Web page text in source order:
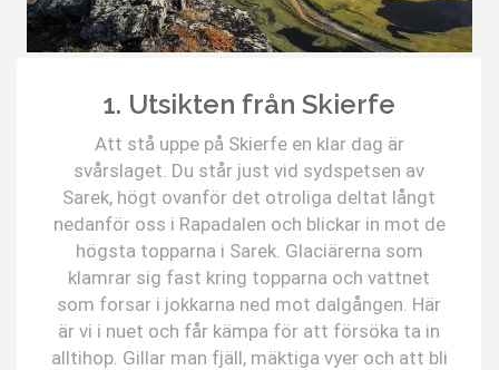
1. Utsikten från Skierfe
Att stå uppe på Skierfe en klar dag är
svårslaget. Du står just vid sydspetsen av
Sarek, högt ovanför det otroliga deltat långt
nedanför oss i Rapadalen och blickar in mot de
högsta topparna i Sarek. Glaciärerna som
klamrar sig fast kring topparna och vattnet
som forsar i jokkarna ned mot dalgången. Här
är vi i nuet och får kämpa för att försöka ta in
alltihop. Gillar man fjäll, mäktiga vyer och att bli